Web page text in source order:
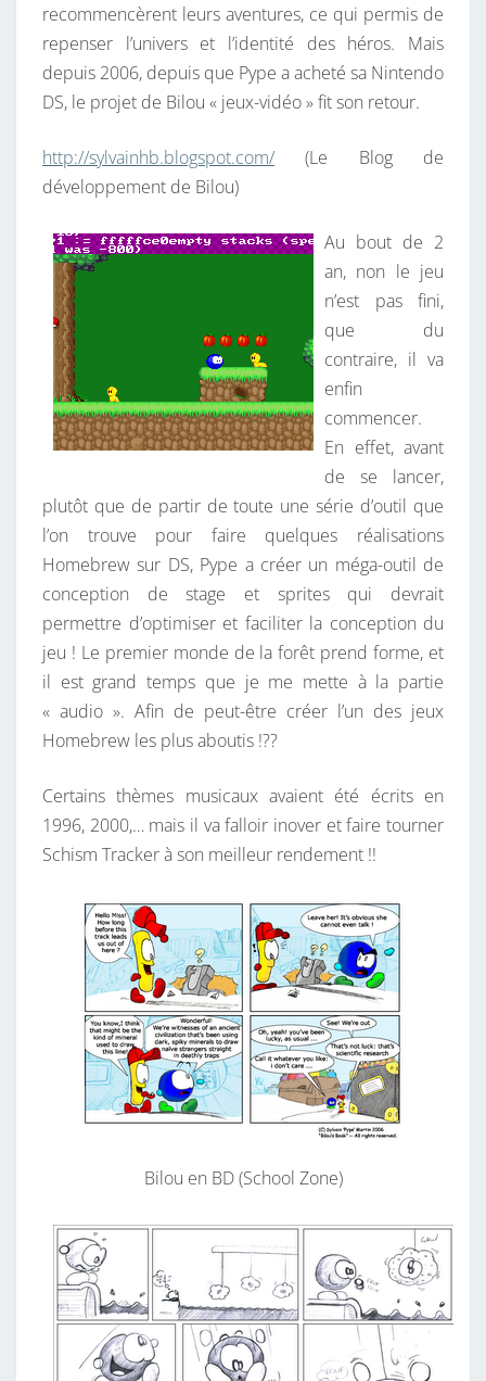
recommencèrent leurs aventures, ce qui permis de
repenser l’univers et l’identité des héros. Mais
depuis 2006, depuis que Pype a acheté sa Nintendo
DS, le projet de Bilou « jeux-vidéo » fit son retour.
http://sylvainhb.blogspot.com/ (Le Blog de
développement de Bilou)
Au bout de 2
an, non le jeu
n’est pas fini,
que du
contraire, il va
enfin
commencer.
En effet, avant
de se lancer,
plutôt que de partir de toute une série d’outil que
l’on trouve pour faire quelques réalisations
Homebrew sur DS, Pype a créer un méga-outil de
conception de stage et sprites qui devrait
permettre d’optimiser et faciliter la conception du
jeu ! Le premier monde de la forêt prend forme, et
il est grand temps que je me mette à la partie
« audio ». Afin de peut-être créer l’un des jeux
Homebrew les plus aboutis !??
Certains thèmes musicaux avaient été écrits en
1996, 2000,… mais il va falloir inover et faire tourner
Schism Tracker à son meilleur rendement !!
Bilou en BD (School Zone)